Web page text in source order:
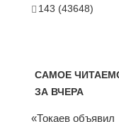
143 (43648)
САМОЕ
ЗА ВЧЕРА
«Токаев объявил